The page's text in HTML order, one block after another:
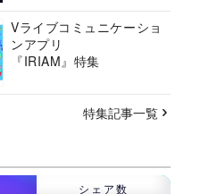
ーシアムの挑戦に迫る
Vライブコミュニケーショ
ンアプリ
『IRIAM』特集
特集記事一覧
シェア数